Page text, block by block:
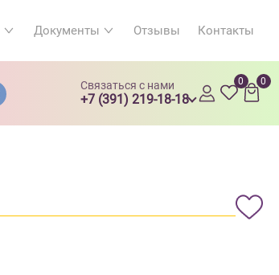
Документы Отзывы Контакты
Связаться с нами
+7 (391) 219-18-18
0 0